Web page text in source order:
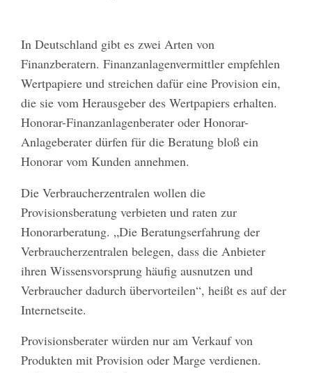
In Deutschland gibt es zwei Arten von
Finanzberatern. Finanzanlagenvermittler empfehlen
Wertpapiere und streichen dafür eine Provision ein,
die sie vom Herausgeber des Wertpapiers erhalten.
Honorar-Finanzanlagenberater oder Honorar-
Anlageberater dürfen für die Beratung bloß ein
Honorar vom Kunden annehmen.
Die Verbraucherzentralen wollen die
Provisionsberatung verbieten und raten zur
Honorarberatung. „Die Beratungserfahrung der
Verbraucherzentralen belegen, dass die Anbieter
ihren Wissensvorsprung häufig ausnutzen und
Verbraucher dadurch übervorteilen“, heißt es auf der
Internetseite.
Provisionsberater würden nur am Verkauf von
Produkten mit Provision oder Marge verdienen.